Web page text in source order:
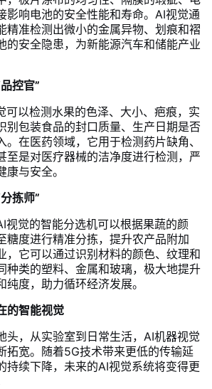
影响电池的安全性能和寿命。AI视觉通
精准检测出微小的金属异物、划痕和褶
的安全隐患，为新能源汽车和储能产业
控官”
可以检测水果的色泽、大小、疤痕，实
别包装食品的封口质量、生产日期是否
。在医药领域，它用于检测药片缺角、
至是对医疗器械的洁净度进行检测，严
与安全。
拣师”
视觉的智能分选机可以根据果蔬的颜
糖度进行精准分拣，提升农产品附加
，它可以通过识别材料的颜色、纹理和
种类的塑料、金属和玻璃，极大地提升
度，助力循环经济发展。
的智能视觉
头，从实验室到日常生活，AI机器视觉
拓宽。随着5G技术带来更低的传输延
持续下降，未来的AI视觉系统将变得更